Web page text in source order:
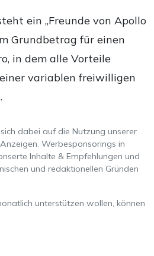
ein „Freunde von Apollo
Grundbetrag für einen
in dem alle Vorteile
variablen freiwilligen
dabei auf die Nutzung unserer
Werbesponsorings in
Inhalte & Empfehlungen und
und redaktionellen Gründen
unterstützen wollen, können